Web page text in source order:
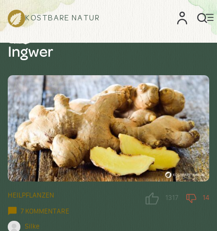
KOSTBARE NATUR
Ingwer
HEILPFLANZEN
7 KOMMENTARE
Silke
1317 14